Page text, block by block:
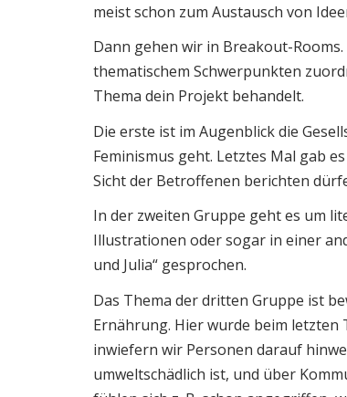
meist schon zum Austausch von
Dann gehen wir in Breakout-
thematischem Schwerpunkten
Thema dein Projekt behandelt.
Die erste ist im Augenblick die
Feminismus geht. Letztes Mal gab
Sicht der Betroffenen berichten
In der zweiten Gruppe geht es um
Illustrationen oder sogar in einer
und Julia“ gesprochen.
Das Thema der dritten Gruppe ist
Ernährung. Hier wurde beim
inwiefern wir Personen darauf
umweltschädlich ist, und über